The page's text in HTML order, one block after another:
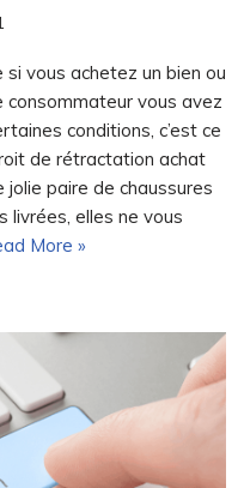
vous achetez un bien ou
consommateur vous avez
conditions, c’est ce
de rétractation achat
jolie paire de chaussures
livrées, elles ne vous
More »